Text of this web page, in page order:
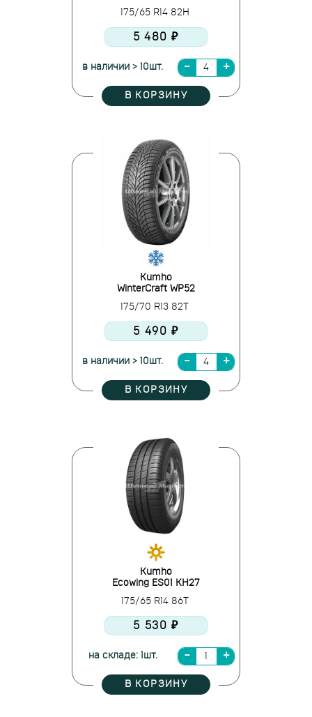
175/65 R14 82H
5 480 ₽
в наличии > 10шт.
В КОРЗИНУ
Kumho
WinterCraft WP52
175/70 R13 82T
5 490 ₽
в наличии > 10шт.
В КОРЗИНУ
Kumho
Ecowing ES01 KH27
175/65 R14 86T
5 530 ₽
на складе: 1шт.
В КОРЗИНУ